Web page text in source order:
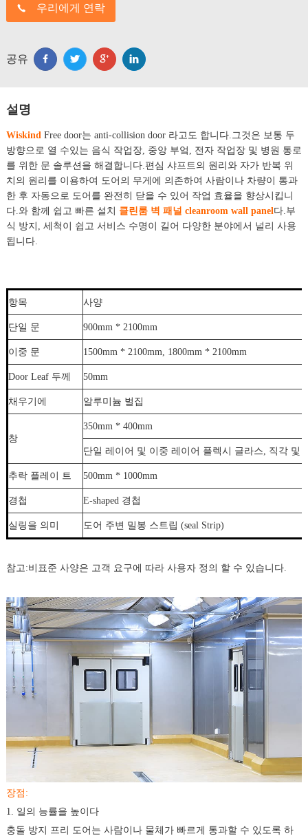
우리에게 연락
공유
설명
WiskindFree door는 anti-collision door 라고도 합니다.그것은 보통 두
방향으로 열 수있는 음식 작업장, 중앙 부엌, 전자 작업장 및 병원 통로
를 위한 문 솔루션을 해결합니다.편심 샤프트의 원리와 자가 반복 위
치의 원리를 이용하여 도어의 무게에 의존하여 사람이나 차량이 통과
한 후 자동으로 도어를 완전히 닫을 수 있어 작업 효율을 향상시킵니
다.와 함께 쉽고 빠른 설치 클린룸 벽 패널 cleanroom wall panel다.부
식 방지, 세척이 쉽고 서비스 수명이 길어 다양한 분야에서 널리 사용
됩니다.
항목 사양
단일 문 900mm * 2100mm
이중 문 1500mm * 2100mm, 1800mm * 2100mm
Door Leaf 두께 50mm
채우기에 알루미늄 벌집
창
350mm * 400mm
단일 레이어 및 이중 레이어 플렉시 글라스, 직각 및
추락 플레이 트 500mm * 1000mm
경첩 E-shaped 경첩
실링을 의미 도어 주변 밀봉 스트립 (seal Strip)
참고:비표준 사양은 고객 요구에 따라 사용자 정의 할 수 있습니다.
장점:
1. 일의 능률을 높이다
충돌 방지 프리 도어는 사람이나 물체가 빠르게 통과할 수 있도록 하